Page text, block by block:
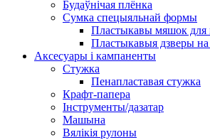
Будаўнічая плёнка
Сумка спецыяльнай формы
Пластыкавы мяшок для
Пластыкавыя дзверы
Аксесуары і кампаненты
Стужка
Пенапластавая стужка
Крафт-папера
Інструменты/дазатар
Машына
Вялікія рулоны